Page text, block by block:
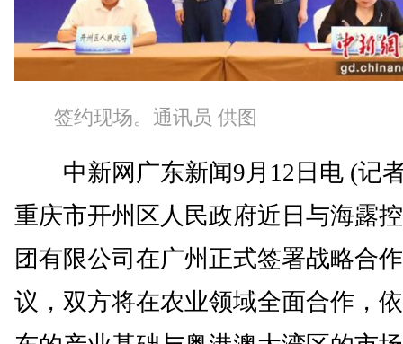
签约现场。通讯员 供图
中新网广东新闻9月12日电 (记
重庆市开州区人民政府近日与海露
团有限公司在广州正式签署战略合
议，双方将在农业领域全面合作，